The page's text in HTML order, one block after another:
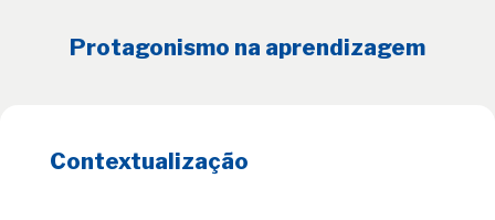
Protagonismo na aprendizagem
Contextualização